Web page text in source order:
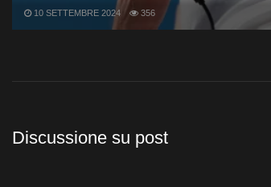
10 SETTEMBRE 2024 356
Discussione su post